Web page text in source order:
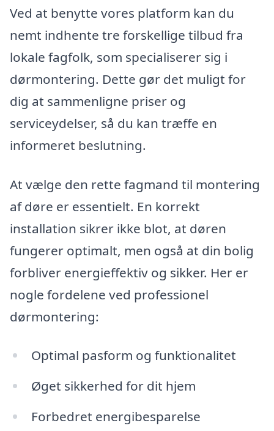
Ved at benytte vores platform kan du
nemt indhente tre forskellige tilbud fra
lokale fagfolk, som specialiserer sig i
dørmontering. Dette gør det muligt for
dig at sammenligne priser og
serviceydelser, så du kan træffe en
informeret beslutning.
At vælge den rette fagmand til montering
af døre er essentielt. En korrekt
installation sikrer ikke blot, at døren
fungerer optimalt, men også at din bolig
forbliver energieffektiv og sikker. Her er
nogle fordelene ved professionel
dørmontering:
Optimal pasform og funktionalitet
Øget sikkerhed for dit hjem
Forbedret energibesparelse